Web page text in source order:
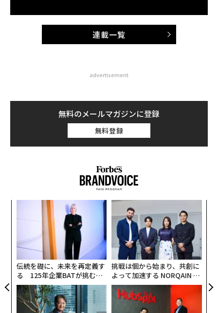
連載一覧
advertisement
無料のメールマガジンに登録
無料登録
伝統を礎に、未来を再定義す
る 125年企業BATが挑むス
モークレスな未来
挑戦は個から始まり、共創に
よって加速する NORQAIN JA
PAN 特別座談会